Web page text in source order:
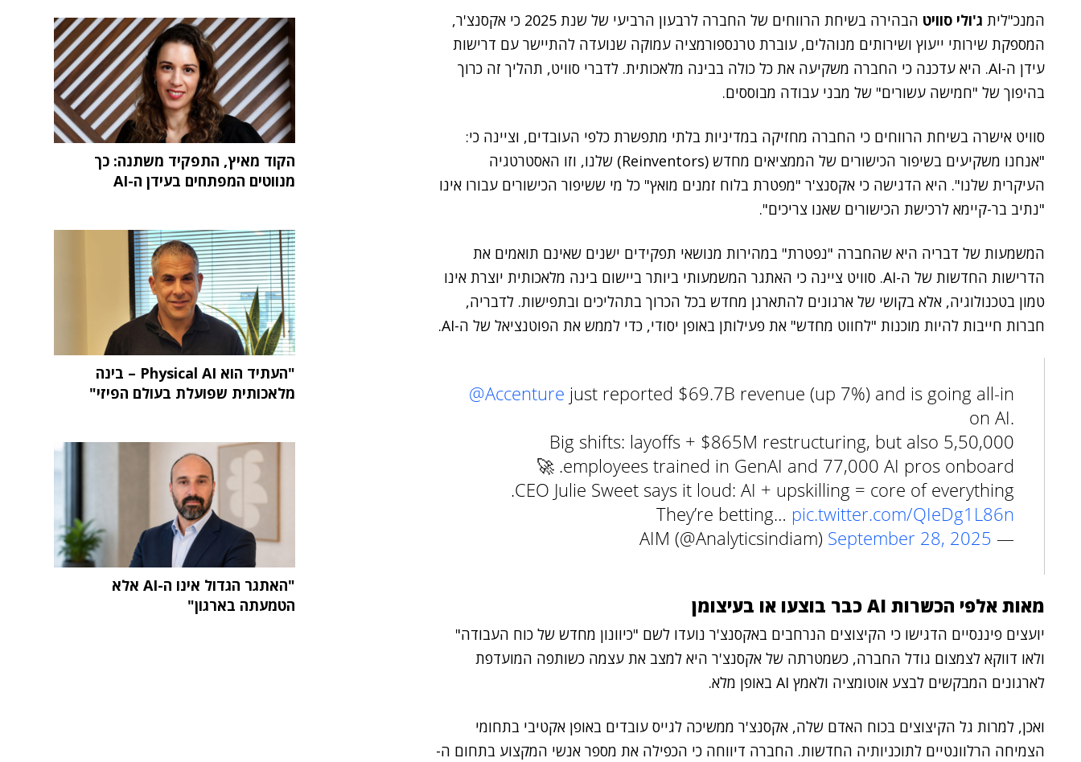
המנכ"לית ג'ולי סוויט
הבהירה בשיחת הרווחים של החברה לרבעון הרביעי של שנת 2025 כי אקסנצ'ר,
המספקת שירותי ייעוץ ושירותים מנוהלים, עוברת טרנספורמציה עמוקה שנועדה להתיישר עם דרישות
עידן ה-AI. היא עדכנה כי החברה משקיעה את כל כולה בבינה מלאכותית. לדברי סוויט, תהליך זה כרוך
בהיפוך של "חמישה עשורים" של מבני עבודה מבוססים.
סוויט אישרה בשיחת הרווחים כי החברה מחזיקה במדיניות בלתי מתפשרת כלפי העובדים, וציינה כי:
"אנחנו משקיעים בשיפור הכישורים של הממציאים מחדש (Reinventors) שלנו, וזו האסטרטגיה
העיקרית שלנו". היא הדגישה כי אקסנצ'ר "מפטרת בלוח זמנים מואץ" כל מי ששיפור הכישורים עבורו אינו
"נתיב בר-קיימא לרכישת הכישורים שאנו צריכים".
המשמעות של דבריה היא שהחברה "נפטרת" במהירות מנושאי תפקידים ישנים שאינם תואמים את
הדרישות החדשות של ה-AI. סוויט ציינה כי האתגר המשמעותי ביותר ביישום בינה מלאכותית יוצרת אינו
טמון בטכנולוגיה, אלא בקושי של ארגונים להתארגן מחדש בכל הכרוך בתהליכים ובתפישות. לדבריה,
חברות חייבות להיות מוכנות "לחווט מחדש" את פעילותן באופן יסודי, כדי לממש את הפוטנציאל של ה-AI.
@Accenture just reported $69.7B revenue (up 7%) and is going all-in
on AI.
Big shifts: layoffs + $865M restructuring, but also 5,50,000
employees trained in GenAI and 77,000 AI pros onboard. 🚀
CEO Julie Sweet says it loud: AI + upskilling = core of everything.
They’re betting… pic.twitter.com/QIeDg1L86n
— AIM (@Analyticsindiam)
September 28, 2025
מאות אלפי הכשרות AI כבר בוצעו או בעיצומן
יועצים פיננסיים הדגישו כי הקיצוצים הנרחבים באקסנצ'ר נועדו לשם "כיוונון מחדש של כוח העבודה"
ולאו דווקא לצמצום גודל החברה, כשמטרתה של אקסנצ'ר היא למצב את עצמה כשותפה המועדפת
לארגונים המבקשים לבצע אוטומציה ולאמץ AI באופן מלא.
ואכן, למרות גל הקיצוצים בכוח האדם שלה, אקסנצ'ר ממשיכה לגייס עובדים באופן אקטיבי בתחומי
הצמיחה הרלוונטיים לתוכניותיה החדשות. החברה דיווחה כי הכפילה את מספר אנשי המקצוע בתחום ה-
הקוד מאיץ, התפקיד משתנה: כך
מנווטים המפתחים בעידן ה-AI
"העתיד הוא Physical AI – בינה
מלאכותית שפועלת בעולם הפיזי"
"האתגר הגדול אינו ה-AI אלא
הטמעתה בארגון"